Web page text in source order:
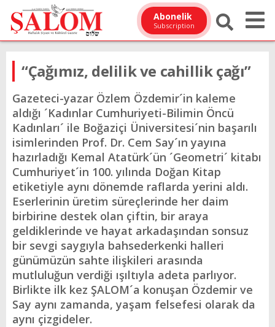
Abonelik
Subscription
“Çağımız, delilik ve cahillik çağı”
Gazeteci-yazar Özlem Özdemir´in kaleme
aldığı ´Kadınlar Cumhuriyeti-Bilimin Öncü
Kadınları´ ile Boğaziçi Üniversitesi´nin başarılı
isimlerinden Prof. Dr. Cem Say´ın yayına
hazırladığı Kemal Atatürk´ün ´Geometri´ kitabı
Cumhuriyet´in 100. yılında Doğan Kitap
etiketiyle aynı dönemde raflarda yerini aldı.
Eserlerinin üretim süreçlerinde her daim
birbirine destek olan çiftin, bir araya
geldiklerinde ve hayat arkadaşından sonsuz
bir sevgi saygıyla bahsederkenki halleri
günümüzün sahte ilişkileri arasında
mutluluğun verdiği ışıltıyla adeta parlıyor.
Birlikte ilk kez ŞALOM´a konuşan Özdemir ve
Say aynı zamanda, yaşam felsefesi olarak da
aynı çizgideler.